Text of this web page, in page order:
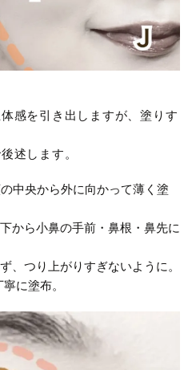
感を引き出しますが、塗りす
述します。
中央から外に向かって薄く塗
から小鼻の手前・鼻根・鼻先に
、つり上がりすぎないように。
に塗布。